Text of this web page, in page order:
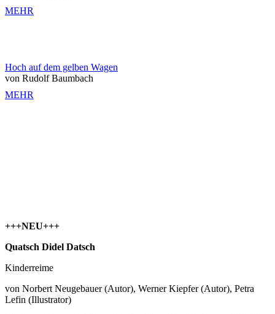
MEHR
Hoch auf dem gelben Wagen
von Rudolf Baumbach
MEHR
+++NEU+++
Quatsch Didel Datsch
Kinderreime
von Norbert Neugebauer(Autor), Werner Kiepfer(Autor), Petra
Lefin (Illustrator)